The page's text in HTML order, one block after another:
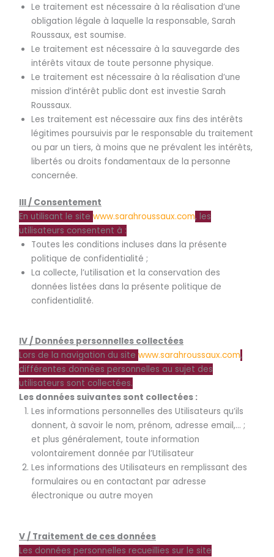
Le traitement est nécessaire à la réalisation d’une
obligation légale à laquelle la responsable, Sarah
Roussaux, est soumise.
Le traitement est nécessaire à la sauvegarde des
intérêts vitaux de toute personne physique.
Le traitement est nécessaire à la réalisation d’une
mission d’intérêt public dont est investie Sarah
Roussaux.
Les traitement est nécessaire aux fins des intérêts
légitimes poursuivis par le responsable du traitement
ou par un tiers, à moins que ne prévalent les intérêts,
libertés ou droits fondamentaux de la personne
concernée.
III / Consentement
En utilisant le sitewww.sarahroussaux.com, les
utilisateurs consentent à :
Toutes les conditions incluses dans la présente
politique de confidentialité ;
La collecte, l’utilisation et la conservation des
données listées dans la présente politique de
confidentialité.
IV / Données personnelles collectées
Lors de la navigation du sitewww.sarahroussaux.com,
différentes données personnelles au sujet des
utilisateurs sont collectées.
Les données suivantes sont collectées :
Les informations personnelles des Utilisateurs qu’ils
donnent, à savoir le nom, prénom, adresse email,… ;
et plus généralement, toute information
volontairement donnée par l’Utilisateur
Les informations des Utilisateurs en remplissant des
formulaires ou en contactant par adresse
électronique ou autre moyen
V / Traitement de ces données
Les données personnelles recueillies sur le site